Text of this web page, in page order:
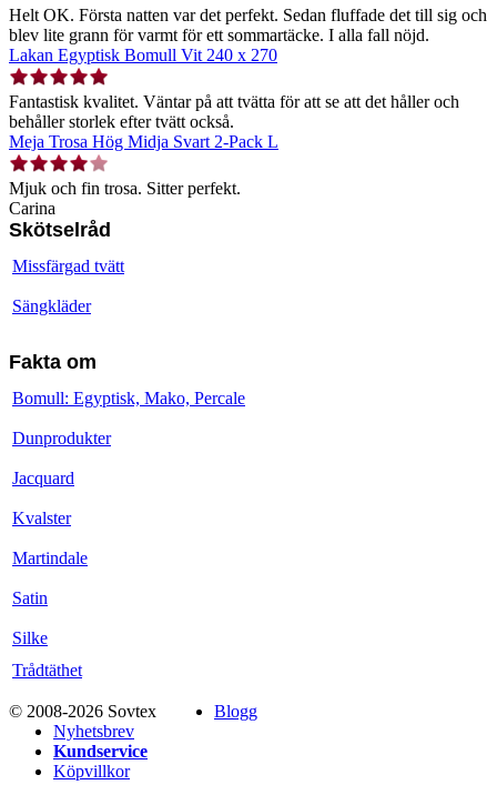
Helt OK. Första natten var det perfekt. Sedan fluffade det till sig och
blev lite grann för varmt för ett sommartäcke. I alla fall nöjd.
Lakan Egyptisk Bomull Vit 240 x 270
Fantastisk kvalitet. Väntar på att tvätta för att se att det håller och
behåller storlek efter tvätt också.
Meja Trosa Hög Midja Svart 2-Pack L
Mjuk och fin trosa. Sitter perfekt.
Carina
Skötselråd
Missfärgad tvätt
Sängkläder
Fakta om
Bomull: Egyptisk, Mako, Percale
Dunprodukter
Jacquard
Kvalster
Martindale
Satin
Silke
Trådtäthet
© 2008-2026 Sovtex
Blogg
Nyhetsbrev
Kundservice
Köpvillkor